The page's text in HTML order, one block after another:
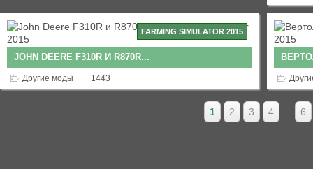
FARMING SIMULATOR 2015
JOHN DEERE F310R И R870R...
Другие моды 1443
1 2 3 4 6